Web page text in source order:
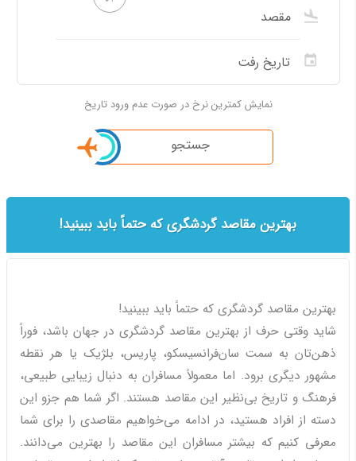
نمایش کمترین نرخ در صورت عدم ورود تاریخ
جستجو
بهترین مقاصد گردشگری که حتماً باید ببینید!
بهترین مقاصد گردشگری که حتماً باید ببینید!
شاید وقتی حرف از بهترین مقاصد گردشگری در جهان باشد، فوراً
ذهن‌تان به سمت سان‌فرانسیسکو، پاریس، بلژیک یا هر نقطه
مشهور دیگری برود. اما معمولاً مسافران به دنبال زیبایی طبیعی،
فرهنگ و تاریخ بی‌نظیر این مقاصد هستند. اگر شما هم جزو این
دسته از افراد هستید، در ادامه می‌خواهیم مقاصدی را برای شما
معرفی کنیم که بیشتر مسافران این مقاصد را بهترین می‌دانند.